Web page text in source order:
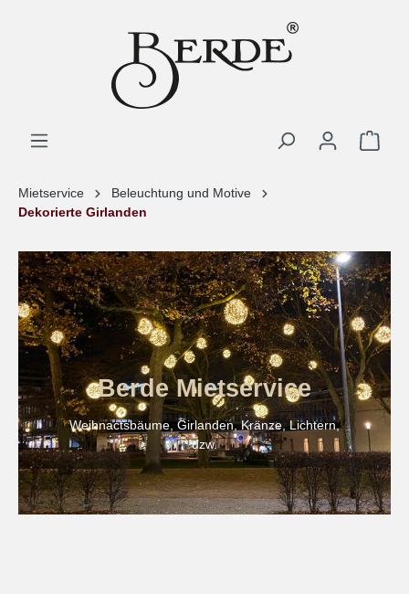
Mietservice
Beleuchtung und Motive
Dekorierte Girlanden
Berde Mietservice
Weihnactsbäume, Girlanden, Kränze, Lichtern,
uzw.